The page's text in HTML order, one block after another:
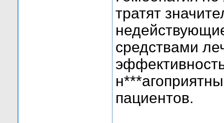
тратят
средствами
пациентов.